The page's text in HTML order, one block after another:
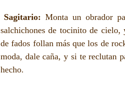
Sagitario: Monta un obrador
salchichones de tocinito de
de fados follan más que los de
moda, dale caña, y si te reclutan
hecho.